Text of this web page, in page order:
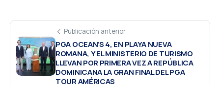
Publicación anterior
PGA OCEAN’S 4, EN PLAYA NUEVA
ROMANA, Y EL MINISTERIO DE TURISMO
LLEVAN POR PRIMERA VEZ A REPÚBLICA
DOMINICANA LA GRAN FINAL DEL PGA
TOUR AMÉRICAS